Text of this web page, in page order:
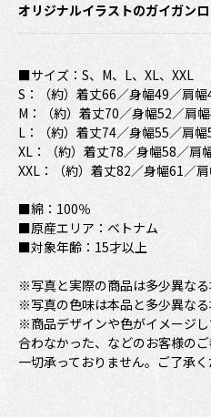
オリジナルイラストのガイガン
■サイズ：S、M、L、XL、XXL
S：（約）着丈66／身幅49／肩
M：（約）着丈70／身幅52／肩
L：（約）着丈74／身幅55／肩
XL：（約）着丈78／身幅58／肩
XXL：（約）着丈82／身幅61／
■綿：100％
■原産エリア：ベトナム
■対象年齢：15才以上
※写真と実際の商品は多少異なる
※写真の色味は本品と多少異なる
※商品デザインや色がイメージ
合わなかった、などのお客様の
一切承っておりません。ご了承く